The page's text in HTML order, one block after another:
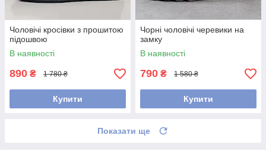
Чоловічі кросівки з прошитою
підошвою
В наявності
890 ₴ 1 780 ₴
Купити
Чорні чоловічі черевики на
замку
В наявності
790 ₴ 1 580 ₴
Купити
Показати ще